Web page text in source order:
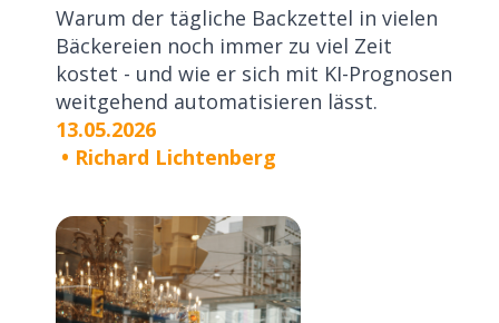
Warum der tägliche Backzettel in vielen
Bäckereien noch immer zu viel Zeit
kostet - und wie er sich mit KI-Prognosen
weitgehend automatisieren lässt.
13.05.2026
• Richard Lichtenberg